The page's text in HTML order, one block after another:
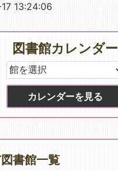
13:24:06
図書館カレンダー
書館一覧